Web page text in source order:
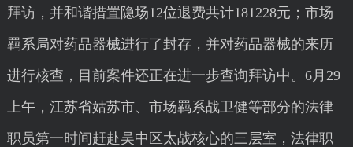
拜访，并和谐措置隐场12位退费共计181228元；市场
羁系局对药品器械进行了封存，并对药品器械的来历
进行核查，目前案件还正在进一步查询拜访中。6月29
上午，江苏省姑苏市、市场羁系战卫健等部分的法律
职员第一时间赶赴吴中区太战核心的三层室，法律职